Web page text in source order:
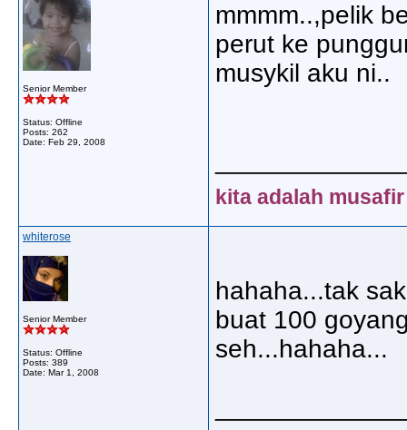
Senior Member
Status: Offline
Posts: 262
Date: Feb 29, 2008
mmmm..,pelik
perut ke
musykil aku ni..
kita adalah
whiterose
Senior Member
Status: Offline
Posts: 389
Date: Mar 1, 2008
hahaha...tak
buat 100
seh...hahaha...